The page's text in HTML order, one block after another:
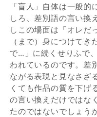
「盲人」自体は一般
しろ、差別語の言い換
しこの場面は「オレ
（まで）身につけて
で…」に続くせりふで
われているのです。差
ながる表現と見なさざ
くても作品の質を下げ
の言い換えだけではな
たのではないでしょうか